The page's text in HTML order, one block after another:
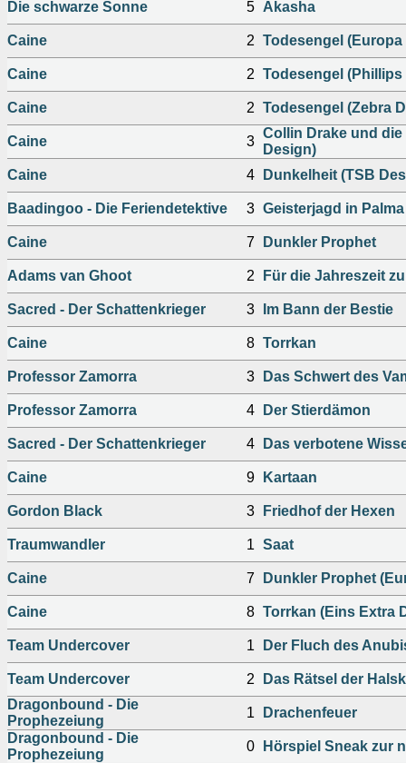
Die schwarze Sonne 5 Akasha
Caine 2 Todesengel (Europa
Caine 2 Todesengel (Phillips
Caine 2 Todesengel (Zebra
Caine 3
Collin Drake und
Design)
Caine
4 Dunkelheit (TSB
Baadingoo - Die Feriendetektive 3 Geisterjagd in Palma
Caine 7 Dunkler Prophet
Adams van Ghoot 2 Für die Jahreszeit
Sacred - Der Schattenkrieger 3 Im Bann der Bestie
Caine 8 Torrkan
Professor Zamorra 3 Das Schwert des
Professor Zamorra 4 Der Stierdämon
Sacred - Der Schattenkrieger 4 Das verbotene
Caine 9 Kartaan
Gordon Black 3 Friedhof der Hexen
Traumwandler 1 Saat
Caine 7 Dunkler Prophet
Caine 8 Torrkan (Eins Extra
Team Undercover 1 Der Fluch des
Team Undercover 2
Das Rätsel der
Dragonbound - Die
Prophezeiung
1
Drachenfeuer
Dragonbound - Die
Prophezeiung
0
Hörspiel Sneak zur